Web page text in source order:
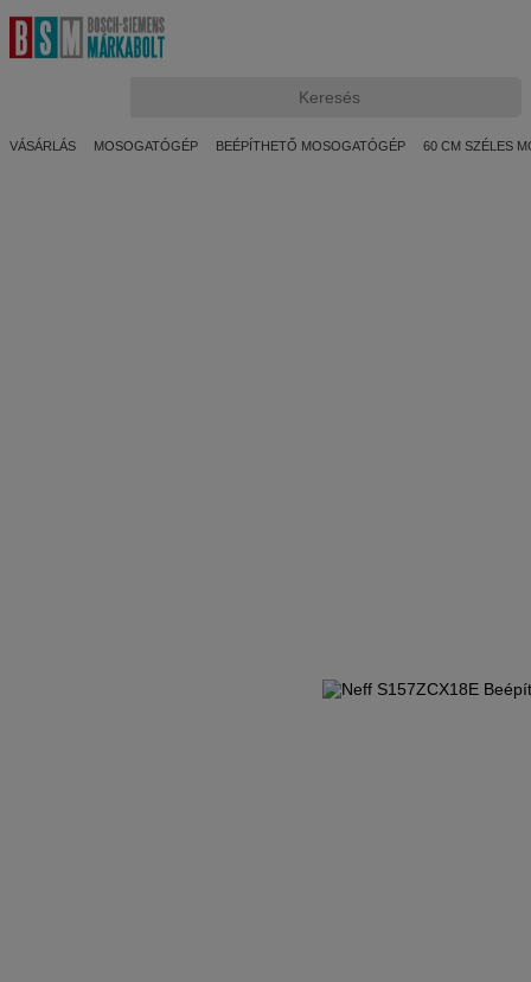
VÁSÁRLÁS MOSOGATÓGÉP BEÉPÍTHETŐ MOSOGATÓGÉP 60 CM SZÉLES